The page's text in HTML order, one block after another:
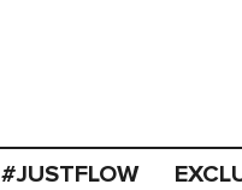
#JUSTFLOW